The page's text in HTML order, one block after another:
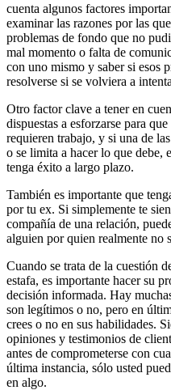
cuenta algunos factores
examinar las razones por las
problemas de fondo que no
mal momento o falta de
con uno mismo y saber si esos
resolverse si se volviera a
Otro factor clave a tener en
dispuestas a esforzarse para
requieren trabajo, y si una de
o se limita a hacer lo que debe,
tenga éxito a largo plazo.
También es importante que
por tu ex. Si simplemente te
compañía de una relación,
alguien por quien realmente no
Cuando se trata de la cuestión
estafa, es importante hacer su
decisión informada. Hay
son legítimos o no, pero en
crees o no en sus habilidades.
opiniones y testimonios de
antes de comprometerse con
última instancia, sólo usted
en algo.